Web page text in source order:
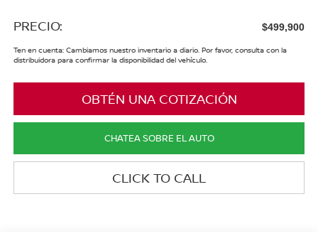
PRECIO: $499,900
Ten en cuenta: Cambiamos nuestro inventario a diario. Por favor, consulta con la
distribuidora para confirmar la disponibilidad del vehículo.
OBTÉN UNA COTIZACIÓN
CHATEA SOBRE EL AUTO
CLICK TO CALL